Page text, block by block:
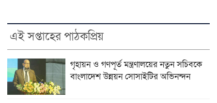
এই সপ্তাহের পাঠকপ্রিয়
গৃহায়ন ও গণপূর্ত মন্ত্রণালয়ের নতুন সচিবকে
বাংলাদেশ উন্নয়ন সোসাইটির অভিনন্দন